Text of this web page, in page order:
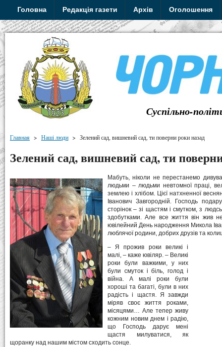
Головна Редакція газети Архів Оголошення
Суспільно-
Главная > Наші люди > Зелений сад, вишневий сад, ти поверни роки назад
Зелений сад, вишневий сад, ти
Мабуть, ніколи не перестанемо
людьми – людьми невтомної праці,
землею і хлібом. Цієї натхненної
Іванович Завгородній. Господь
сторінок – зі щастям і смутком, з
здобутками. Але все життя він жив
ювілейний День народження Микола
люблячої родини, добрих друзів та
– Я прожив роки великі і
малі, – каже ювіляр. – Великі
роки були важкими, у них
були смуток і біль, голод і
війна. А малі роки були
хороші та багаті, були в них
радість і щастя. Я завжди
міряв своє життя роками,
місяцями… Але тепер живу
кожним новим днем і радію,
що Господь дарує мені
щастя милуватися, як
щоранку над нашим містом сходить сонце.